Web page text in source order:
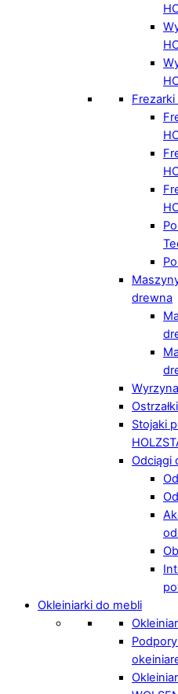
drewna
Stojaki
Odciągi
Okleiniarki do mebli